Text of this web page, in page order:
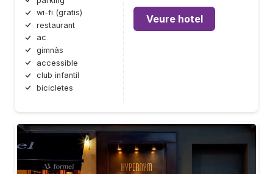
wi-fi (gratis)
restaurant
ac
gimnàs
accessible
club infantil
bicicletes
Veure hotel